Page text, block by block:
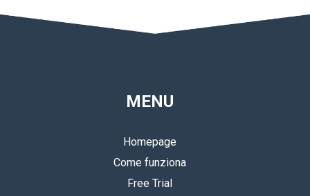
MENU
Homepage
Come funziona
Free Trial